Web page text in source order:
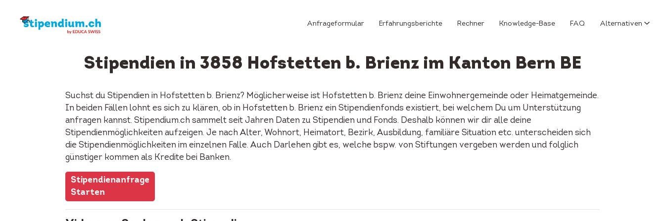
Anfrageformular Erfahrungsberichte Rechner Knowledge-Base FAQ Alternativen
Stipendien in 3858 Hofstetten b. Brienz im Kanton Bern BE
Suchst du Stipendien in Hofstetten b. Brienz? Möglicherweise ist Hofstetten b. Brienz deine Einwohnergemeinde oder Heimatgemeinde.
In beiden Fällen lohnt es sich zu klären, ob in Hofstetten b. Brienz ein Stipendienfonds existiert, bei welchem Du um Unterstützung
anfragen kannst. Stipendium.ch sammelt seit Jahren Daten zu Stipendien und Fonds. Deshalb können wir dir alle deine
Stipendienmöglichkeiten aufzeigen. Je nach Alter, Wohnort, Heimatort, Bezirk, Ausbildung, familiäre Situation etc. unterscheiden sich
die Stipendienmöglichkeiten im einzelnen Falle. Auch Darlehen gibt es, welche bspw. von Stiftungen vergeben werden und folglich
günstiger kommen als Kredite bei Banken.
Stipendienanfrage
Starten